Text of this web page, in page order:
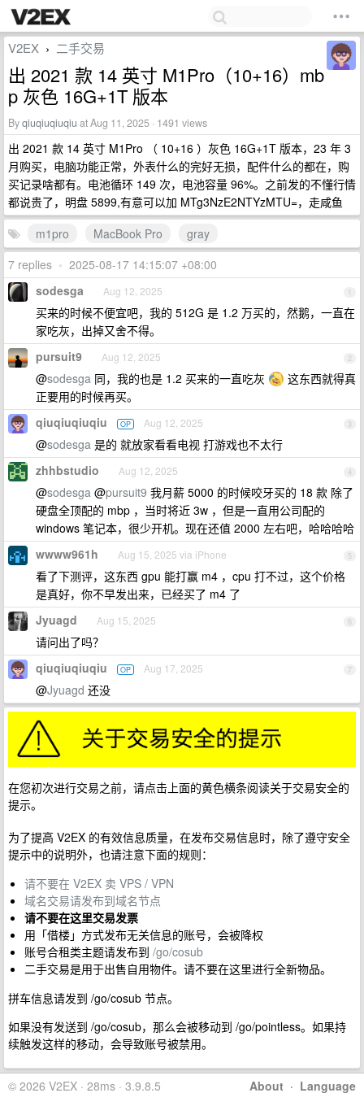
V2EX › 二手交易
出 2021 款 14 英寸 M1Pro（10+16）mb
p 灰色 16G+1T 版本
Byqiuqiuqiuqiu at Aug 11, 2025 · 1491 views
出 2021 款 14 英寸 M1Pro （ 10+16 ）灰色 16G+1T 版本，23 年 3
月购买，电脑功能正常，外表什么的完好无损，配件什么的都在，购
买记录啥都有。电池循环 149 次，电池容量 96%。之前发的不懂行情
都说贵了，明盘 5899,有意可以加 MTg3NzE2NTYzMTU=，走咸鱼
m1pro
MacBook Pro
gray
7 replies • 2025-08-17 14:15:07 +08:00
1
sodesga Aug 12, 2025
买来的时候不便宜吧，我的 512G 是 1.2 万买的，然鹅，一直在
家吃灰，出掉又舍不得。
2
pursuit9 Aug 12, 2025
@sodesga 同，我的也是 1.2 买来的一直吃灰
这东西就得真
正要用的时候再买。
3
qiuqiuqiuqiu OP Aug 12, 2025
@sodesga 是的 就放家看看电视 打游戏也不太行
4
zhhbstudio Aug 12, 2025
@sodesga @pursuit9 我月薪 5000 的时候咬牙买的 18 款 除了
硬盘全顶配的 mbp ，当时将近 3w ，但是一直用公司配的
windows 笔记本，很少开机。现在还值 2000 左右吧，哈哈哈哈
5
wwww961h Aug 15, 2025 via iPhone
看了下测评，这东西 gpu 能打赢 m4 ，cpu 打不过，这个价格
是真好，你不早发出来，已经买了 m4 了
6
Jyuagd Aug 15, 2025
请问出了吗？
7
qiuqiuqiuqiu OP Aug 17, 2025
@Jyuagd 还没
在您初次进行交易之前，请点击上面的黄色横条阅读关于交易安全的
提示。
为了提高 V2EX 的有效信息质量，在发布交易信息时，除了遵守安全
提示中的说明外，也请注意下面的规则：
请不要在 V2EX 卖 VPS / VPN
域名交易请发布到域名节点
请不要在这里交易发票
用「借楼」方式发布无关信息的账号，会被降权
账号合租类主题请发布到 /go/cosub
二手交易是用于出售自用物件。请不要在这里进行全新物品。
拼车信息请发到 /go/cosub 节点。
如果没有发送到 /go/cosub，那么会被移动到 /go/pointless。如果持
续触发这样的移动，会导致账号被禁用。
About · Language
© 2026 V2EX · 28ms · 3.9.8.5